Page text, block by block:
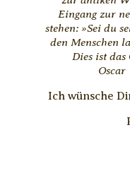
Eingang zur
stehen: »Sei du
den Menschen
Dies ist das
Oscar
Ich wünsche